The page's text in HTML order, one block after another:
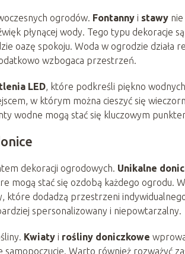
ogrodów. Fontanny i stawy
płynącej wody. Tego typu dekoracje
oazę spokoju. Woda w ogrodzie działa
wzbogaca przestrzeń.
LED , które podkreśli piękno
w którym można cieszyć się
wodne mogą stać się kluczowym
dekoracji ogrodowych. Unikalne
mogą stać się ozdobą każdego ogrodu.
które dodadzą przestrzeni
spersonalizowany i niepowtarzalny.
Kwiaty i rośliny doniczkowe
samopoczucie. Warto również rozważyć